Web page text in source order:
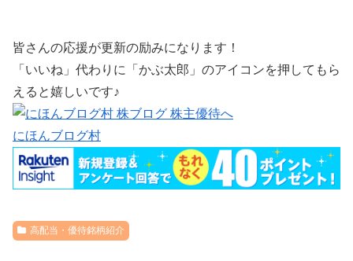
皆さんの応援が更新の励みになります！
「いいね」代わりに「かぶ太郎」のアイコンを押してもら
えると嬉しいです♪
にほんブログ村
高配当・優待銘柄紹介